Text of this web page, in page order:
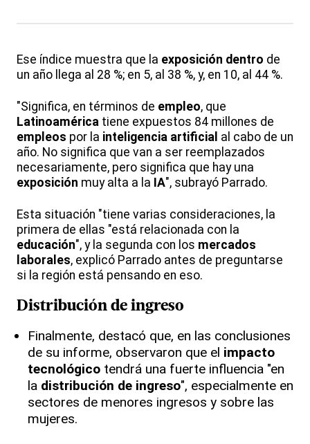
Ese índice muestra que la exposición dentro de
un año llega al 28 %; en 5, al 38 %, y, en 10, al 44 %.
"Significa, en términos de empleo, que
Latinoamérica tiene expuestos 84 millones de
empleos por la inteligencia artificial al cabo de un
año. No significa que van a ser reemplazados
necesariamente, pero significa que hay una
exposición muy alta a la IA", subrayó Parrado.
Esta situación "tiene varias consideraciones, la
primera de ellas "está relacionada con la
educación", y la segunda con los mercados
laborales, explicó Parrado antes de preguntarse
si la región está pensando en eso.
Distribución de ingreso
Finalmente, destacó que, en las conclusiones
de su informe, observaron que el impacto
tecnológico tendrá una fuerte influencia "en
la distribución de ingreso", especialmente en
sectores de menores ingresos y sobre las
mujeres.